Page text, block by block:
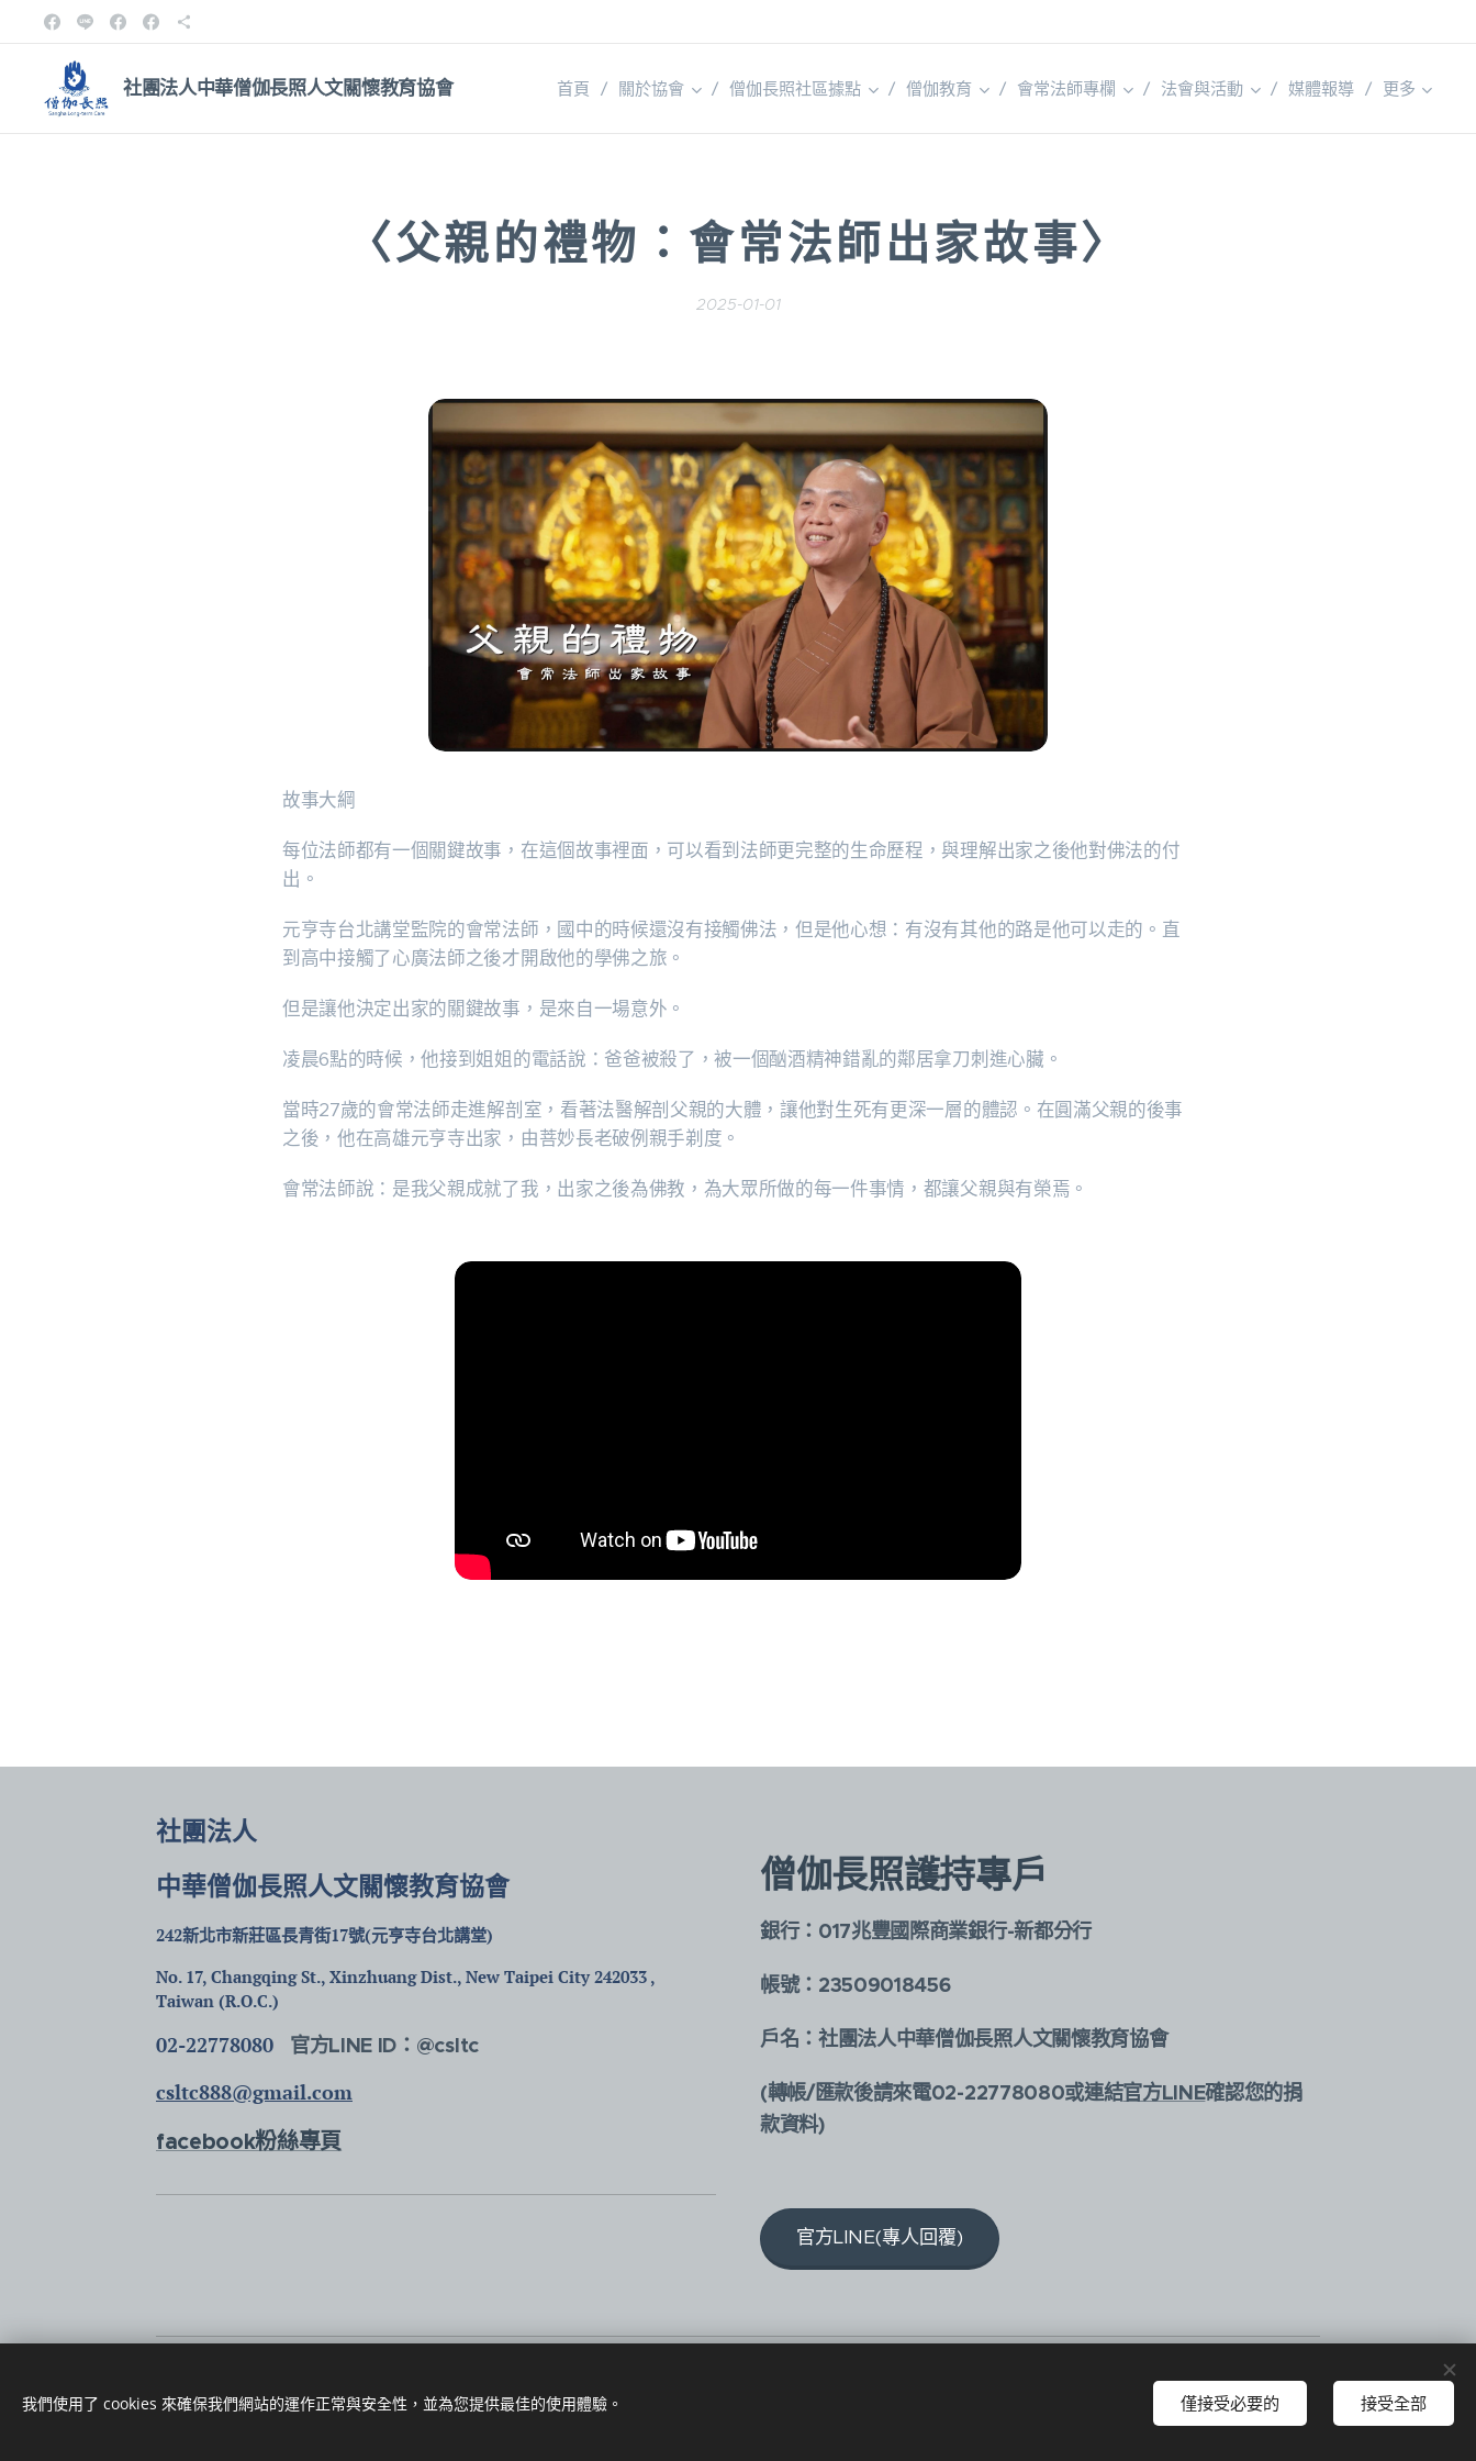
社團法人中華僧伽長照人文關懷教育協會 首頁 關於協會 僧伽長照社區據點 僧伽教育 會常法師專欄 法會與活動 媒體報導 更多
〈父親的禮物：會常法師出家故事〉
2025-01-01
故事大綱
每位法師都有一個關鍵故事，在這個故事裡面，可以看到法師更完整的生命歷程，與理解出家之後他對佛法的付
出。
元亨寺台北講堂監院的會常法師，國中的時候還沒有接觸佛法，但是他心想：有沒有其他的路是他可以走的。直
到高中接觸了心廣法師之後才開啟他的學佛之旅。
但是讓他決定出家的關鍵故事，是來自一場意外。
凌晨6點的時候，他接到姐姐的電話說：爸爸被殺了，被一個酗酒精神錯亂的鄰居拿刀刺進心臟。
當時27歲的會常法師走進解剖室，看著法醫解剖父親的大體，讓他對生死有更深一層的體認。在圓滿父親的後事
之後，他在高雄元亨寺出家，由菩妙長老破例親手剃度。
會常法師說：是我父親成就了我，出家之後為佛教，為大眾所做的每一件事情，都讓父親與有榮焉。
社團法人
中華僧伽長照人文關懷教育協會
242新北市新莊區長青街17號(元亨寺台北講堂)
No. 17, Changqing St., Xinzhuang Dist., New Taipei City 242033 ,
Taiwan (R.O.C.)
02-22778080 官方LINE ID：@csltc
csltc888@gmail.com
facebook粉絲專頁
僧伽長照護持專戶
銀行：017兆豐國際商業銀行-新都分行
帳號：23509018456
戶名：社團法人中華僧伽長照人文關懷教育協會
(轉帳/匯款後請來電02-22778080或連結官方LINE確認您的捐
款資料)
官方LINE(專人回覆)
電話：02-22778080 Cookies
我們使用了 cookies 來確保我們網站的運作正常與安全性，並為您提供最佳的使用體驗。 僅接受必要的 接受全部